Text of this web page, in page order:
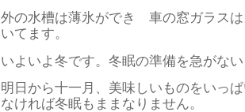
外の水槽は薄氷ができ 車の窓ガラス
いてます。
いよいよ冬です。冬眠の準備を急がな
明日から十一月、美味しいものをいっ
なければ冬眠もままなりません。